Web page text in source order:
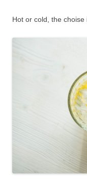
Hot or cold, the choise